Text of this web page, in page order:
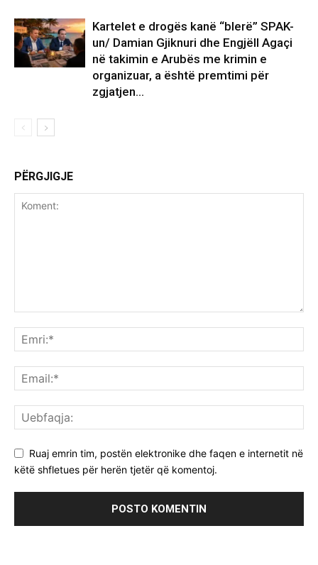
Kartelet e drogës kanë “blerë” SPAK-
un/ Damian Gjiknuri dhe Engjëll Agaçi
në takimin e Arubës me krimin e
organizuar, a është premtimi për
zgjatjen...
PËRGJIGJE
Ruaj emrin tim, postën elektronike dhe faqen e internetit në
këtë shfletues për herën tjetër që komentoj.